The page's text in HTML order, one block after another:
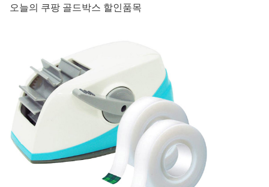
오늘의 쿠팡 골드박스 할인품목